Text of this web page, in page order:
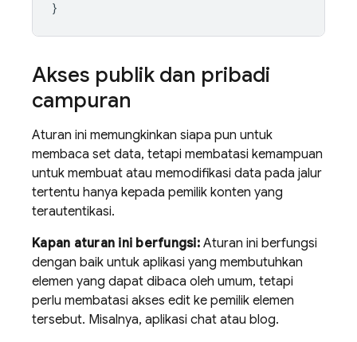
Akses publik dan pribadi
campuran
Aturan ini memungkinkan siapa pun untuk
membaca set data, tetapi membatasi kemampuan
untuk membuat atau memodifikasi data pada jalur
tertentu hanya kepada pemilik konten yang
terautentikasi.
Kapan aturan ini berfungsi:Aturan ini berfungsi
dengan baik untuk aplikasi yang membutuhkan
elemen yang dapat dibaca oleh umum, tetapi
perlu membatasi akses edit ke pemilik elemen
tersebut. Misalnya, aplikasi chat atau blog.